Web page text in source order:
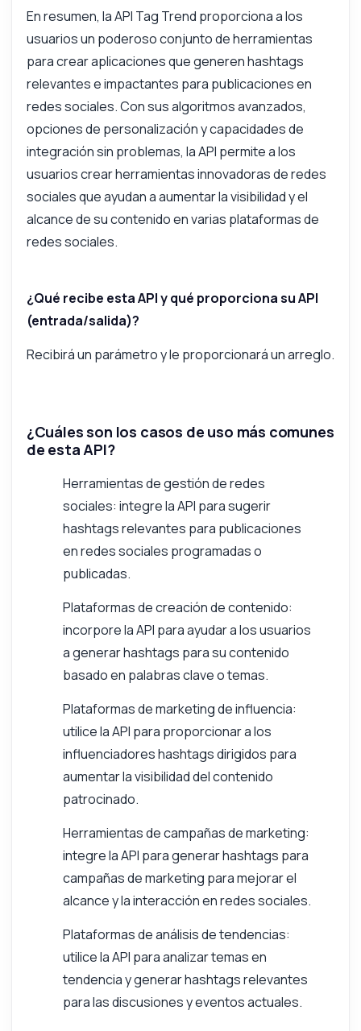
En resumen, la API Tag Trend proporciona a los
usuarios un poderoso conjunto de herramientas
para crear aplicaciones que generen hashtags
relevantes e impactantes para publicaciones en
redes sociales. Con sus algoritmos avanzados,
opciones de personalización y capacidades de
integración sin problemas, la API permite a los
usuarios crear herramientas innovadoras de redes
sociales que ayudan a aumentar la visibilidad y el
alcance de su contenido en varias plataformas de
redes sociales.
¿Qué recibe esta API y qué proporciona su API
(entrada/salida)?
Recibirá un parámetro y le proporcionará un arreglo.
¿Cuáles son los casos de uso más comunes
de esta API?
Herramientas de gestión de redes
sociales: integre la API para sugerir
hashtags relevantes para publicaciones
en redes sociales programadas o
publicadas.
Plataformas de creación de contenido:
incorpore la API para ayudar a los usuarios
a generar hashtags para su contenido
basado en palabras clave o temas.
Plataformas de marketing de influencia:
utilice la API para proporcionar a los
influenciadores hashtags dirigidos para
aumentar la visibilidad del contenido
patrocinado.
Herramientas de campañas de marketing:
integre la API para generar hashtags para
campañas de marketing para mejorar el
alcance y la interacción en redes sociales.
Plataformas de análisis de tendencias:
utilice la API para analizar temas en
tendencia y generar hashtags relevantes
para las discusiones y eventos actuales.